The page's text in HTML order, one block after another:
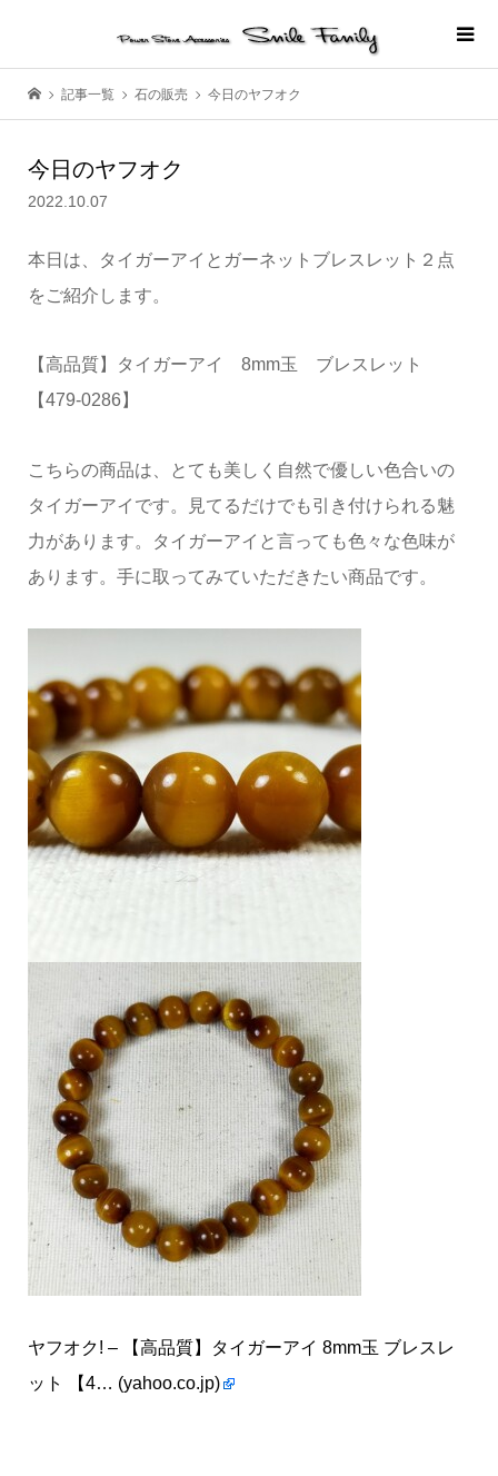
記事一覧 石の販売 今日のヤフオク
今日のヤフオク
2022.10.07
本日は、タイガーアイとガーネットブレスレット２点
をご紹介します。
【高品質】タイガーアイ 8mm玉 ブレスレット
【479-0286】
こちらの商品は、とても美しく自然で優しい色合いの
タイガーアイです。見てるだけでも引き付けられる魅
力があります。タイガーアイと言っても色々な色味が
あります。手に取ってみていただきたい商品です。
ヤフオク! – 【高品質】タイガーアイ 8mm玉 ブレスレ
ット 【4… (yahoo.co.jp)